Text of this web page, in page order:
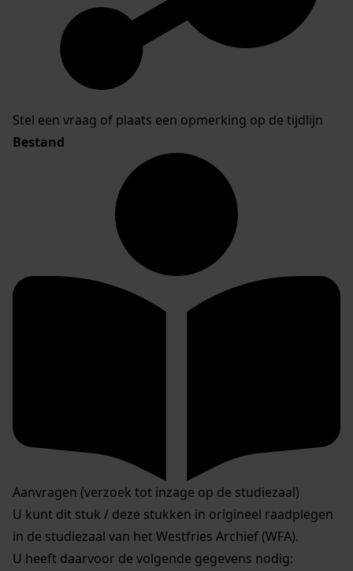
Stel een vraag of plaats een opmerking op de tijdlijn
Bestand
Aanvragen (verzoek tot inzage op de studiezaal)
U kunt dit stuk / deze stukken in origineel raadplegen
in de studiezaal van het Westfries Archief (WFA).
U heeft daarvoor de volgende gegevens nodig: